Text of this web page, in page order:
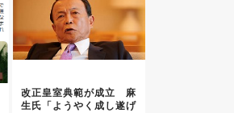
改正皇室典範が成立 麻
生氏「ようやく成し遂げ